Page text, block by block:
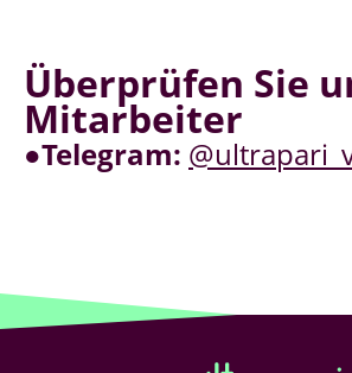
Überprüfen Sie
Mitarbeiter
●Telegram: